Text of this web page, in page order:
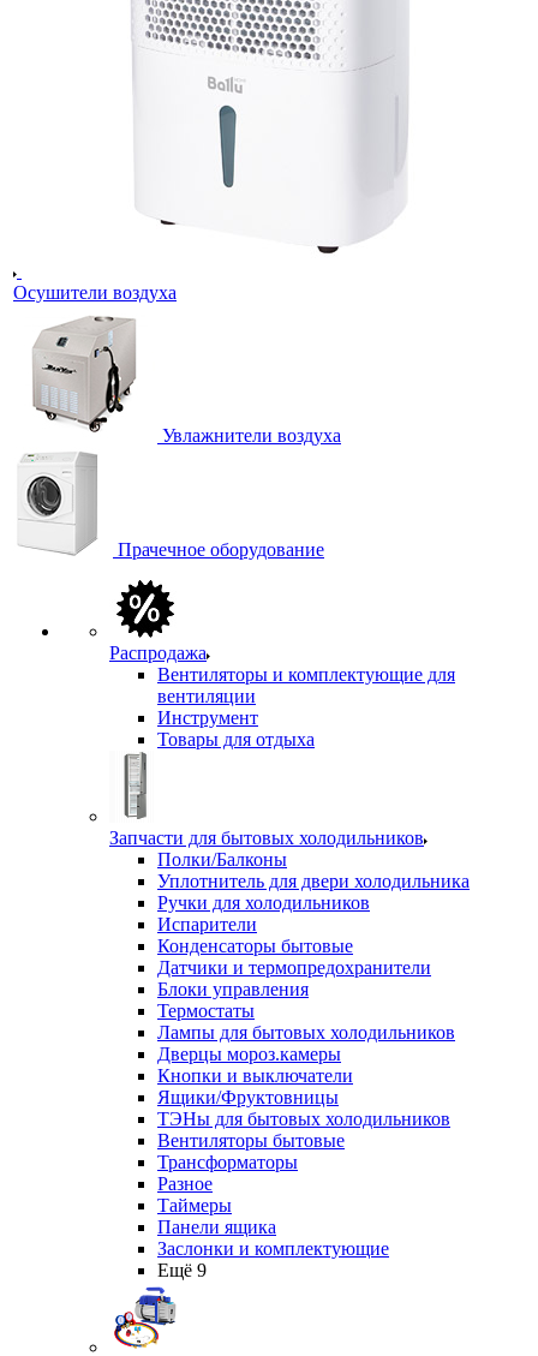
Осушители воздуха
Увлажнители воздуха
Прачечное оборудование
Распродажа
Вентиляторы и комплектующие для
вентиляции
Инструмент
Товары для отдыха
Запчасти для бытовых холодильников
Полки/Балконы
Уплотнитель для двери холодильника
Ручки для холодильников
Испарители
Конденсаторы бытовые
Датчики и термопредохранители
Блоки управления
Термостаты
Лампы для бытовых холодильников
Дверцы мороз.камеры
Кнопки и выключатели
Ящики/Фруктовницы
ТЭНы для бытовых холодильников
Вентиляторы бытовые
Трансформаторы
Разное
Таймеры
Панели ящика
Заслонки и комплектующие
Ещё 9